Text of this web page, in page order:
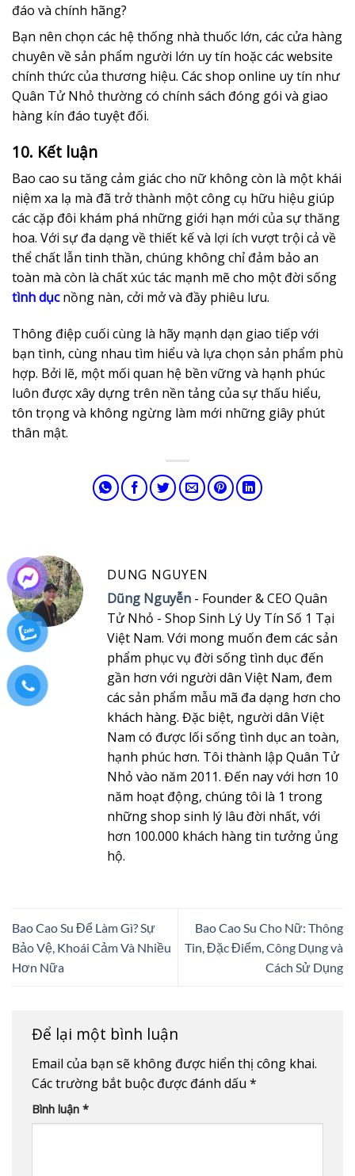
đáo và chính hãng?
Bạn nên chọn các hệ thống nhà thuốc lớn, các cửa hàng
chuyên về sản phẩm người lớn uy tín hoặc các website
chính thức của thương hiệu. Các shop online uy tín như
Quân Tử Nhỏ thường có chính sách đóng gói và giao
hàng kín đáo tuyệt đối.
10. Kết luận
Bao cao su tăng cảm giác cho nữ không còn là một khái
niệm xa lạ mà đã trở thành một công cụ hữu hiệu giúp
các cặp đôi khám phá những giới hạn mới của sự thăng
hoa. Với sự đa dạng về thiết kế và lợi ích vượt trội cả về
thể chất lẫn tinh thần, chúng không chỉ đảm bảo an
toàn mà còn là chất xúc tác mạnh mẽ cho một đời sống
tình dụcnồng nàn, cởi mở và đầy phiêu lưu.
Thông điệp cuối cùng là hãy mạnh dạn giao tiếp với
bạn tình, cùng nhau tìm hiểu và lựa chọn sản phẩm phù
hợp. Bởi lẽ, một mối quan hệ bền vững và hạnh phúc
luôn được xây dựng trên nền tảng của sự thấu hiểu,
tôn trọng và không ngừng làm mới những giây phút
thân mật.
DUNG NGUYEN
Dũng Nguyễn - Founder & CEO Quân
Tử Nhỏ - Shop Sinh Lý Uy Tín Số 1 Tại
Việt Nam. Với mong muốn đem các sản
phẩm phục vụ đời sống tình dục đến
gần hơn với người dân Việt Nam, đem
các sản phẩm mẫu mã đa dạng hơn cho
khách hàng. Đặc biệt, người dân Việt
Nam có được lối sống tình dục an toàn,
hạnh phúc hơn. Tôi thành lập Quân Tử
Nhỏ vào năm 2011. Đến nay với hơn 10
năm hoạt động, chúng tôi là 1 trong
những shop sinh lý lâu đời nhất, với
hơn 100.000 khách hàng tin tưởng ủng
hộ.
Bao Cao Su Để Làm Gì? Sự
Bảo Vệ, Khoái Cảm Và Nhiều
Hơn Nữa
Bao Cao Su Cho Nữ: Thông
Tin, Đặc Điểm, Công Dụng và
Cách Sử Dụng
Để lại một bình luận
Email của bạn sẽ không được hiển thị công khai.
Các trường bắt buộc được đánh dấu *
Bình luận *